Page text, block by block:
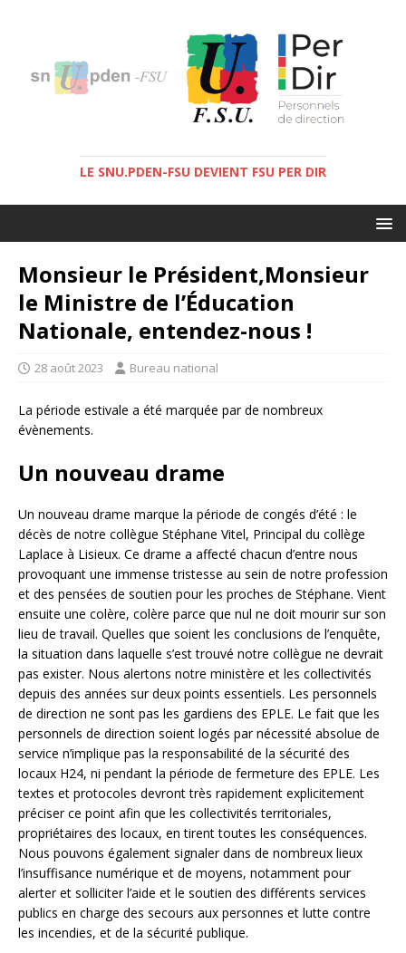
LE SNU.PDEN-FSU DEVIENT FSU PER DIR
Monsieur le Président,Monsieur
le Ministre de l’Éducation
Nationale, entendez-nous !
28 août 2023 Bureau national
La période estivale a été marquée par de nombreux
évènements.
Un nouveau drame
Un nouveau drame marque la période de congés d’été : le
décès de notre collègue Stéphane Vitel, Principal du collège
Laplace à Lisieux. Ce drame a affecté chacun d’entre nous
provoquant une immense tristesse au sein de notre profession
et des pensées de soutien pour les proches de Stéphane. Vient
ensuite une colère, colère parce que nul ne doit mourir sur son
lieu de travail. Quelles que soient les conclusions de l’enquête,
la situation dans laquelle s’est trouvé notre collègue ne devrait
pas exister. Nous alertons notre ministère et les collectivités
depuis des années sur deux points essentiels. Les personnels
de direction ne sont pas les gardiens des EPLE. Le fait que les
personnels de direction soient logés par nécessité absolue de
service n’implique pas la responsabilité de la sécurité des
locaux H24, ni pendant la période de fermeture des EPLE. Les
textes et protocoles devront très rapidement explicitement
préciser ce point afin que les collectivités territoriales,
propriétaires des locaux, en tirent toutes les conséquences.
Nous pouvons également signaler dans de nombreux lieux
l’insuffisance numérique et de moyens, notamment pour
alerter et solliciter l’aide et le soutien des différents services
publics en charge des secours aux personnes et lutte contre
les incendies, et de la sécurité publique.